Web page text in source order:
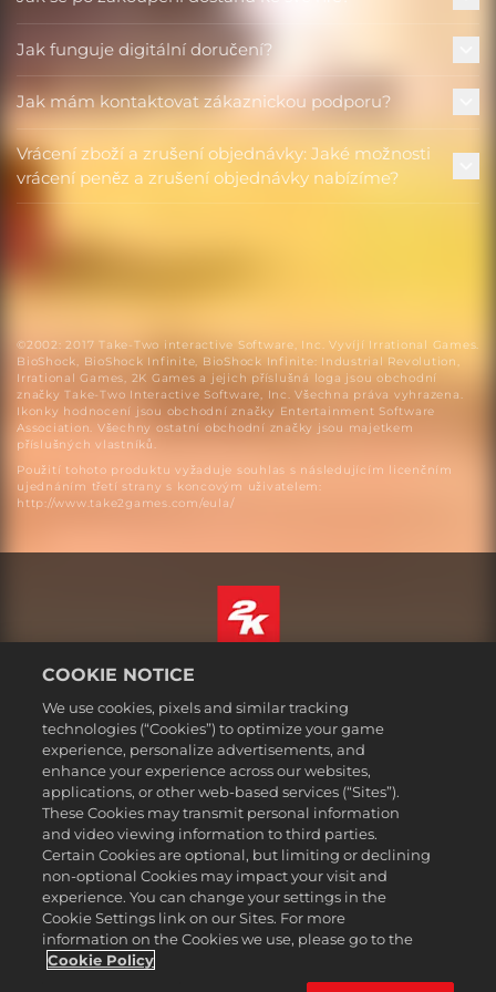
Jak funguje digitální doručení?
Jak mám kontaktovat zákaznickou podporu?
Vrácení zboží a zrušení objednávky: Jaké možnosti
vrácení peněz a zrušení objednávky nabízíme?
©2002: 2017 Take-Two interactive Software, Inc. Vyvíjí Irrational Games.
BioShock, BioShock Infinite, BioShock Infinite: Industrial Revolution,
Irrational Games, 2K Games a jejich příslušná loga jsou obchodní
značky Take-Two Interactive Software, Inc. Všechna práva vyhrazena.
Ikonky hodnocení jsou obchodní značky Entertainment Software
Association. Všechny ostatní obchodní značky jsou majetkem
příslušných vlastníků.
Použití tohoto produktu vyžaduje souhlas s následujícím licenčním
ujednáním třetí strany s koncovým uživatelem:
http://www.take2games.com/eula/
Právní ujednání
Zásady ochrany soukromí
Základy nakládání se soubory cookie
Podpora
Neprodávejte ani nesdílejte mé osobní údajeSælg eller del ikke
mine personoplysninger
Order Lookup & Refunds
2K Ad Partners
©2016-2026 Take-Two Interactive Software Inc. 2K, Firaxis Games,
Civilization, and their respective logos are trademarks of Take-Two
Interactive Software, Inc. All rights reserved.
Všechny zde zmíněné obchodní známky jsou majetkem jejich
COOKIE NOTICE
We use cookies, pixels and similar tracking
technologies (“Cookies”) to optimize your game
experience, personalize advertisements, and
enhance your experience across our websites,
applications, or other web-based services (“Sites”).
These Cookies may transmit personal information
and video viewing information to third parties.
Certain Cookies are optional, but limiting or declining
non-optional Cookies may impact your visit and
experience. You can change your settings in the
Cookie Settings link on our Sites. For more
information on the Cookies we use, please go to the
Cookie Policy